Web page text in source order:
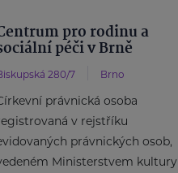
pro rodinu a
péči v Brně
280/7 Brno
právnická osoba
v rejstříku
právnických osob,
Ministerstvem kultury